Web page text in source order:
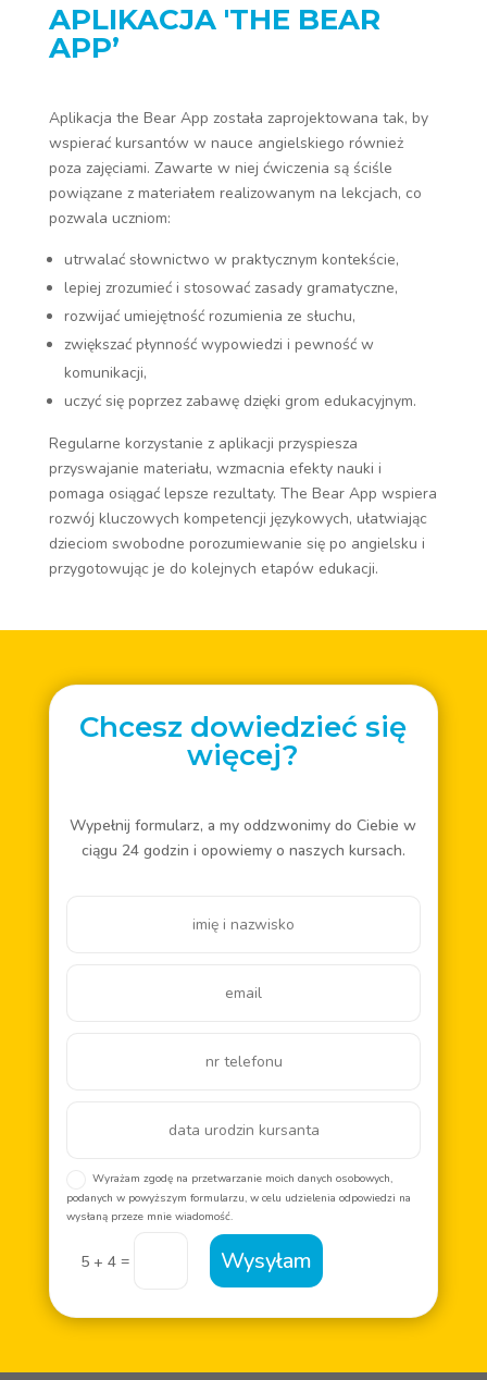
APLIKACJA 'THE BEAR
APP’
Aplikacja the Bear App została zaprojektowana tak, by
wspierać kursantów w nauce angielskiego również
poza zajęciami. Zawarte w niej ćwiczenia są ściśle
powiązane z materiałem realizowanym na lekcjach, co
pozwala uczniom:
utrwalać słownictwo w praktycznym kontekście,
lepiej zrozumieć i stosować zasady gramatyczne,
rozwijać umiejętność rozumienia ze słuchu,
zwiększać płynność wypowiedzi i pewność w
komunikacji,
uczyć się poprzez zabawę dzięki grom edukacyjnym.
Regularne korzystanie z aplikacji przyspiesza
przyswajanie materiału, wzmacnia efekty nauki i
pomaga osiągać lepsze rezultaty. The Bear App wspiera
rozwój kluczowych kompetencji językowych, ułatwiając
dzieciom swobodne porozumiewanie się po angielsku i
przygotowując je do kolejnych etapów edukacji.
Chcesz dowiedzieć się
więcej?
Wypełnij formularz, a my oddzwonimy do Ciebie w
ciągu 24 godzin i opowiemy o naszych kursach.
Wyrażam zgodę na przetwarzanie moich danych osobowych,
podanych w powyższym formularzu, w celu udzielenia odpowiedzi na
wysłaną przeze mnie wiadomość.
5 + 4= Wysyłam